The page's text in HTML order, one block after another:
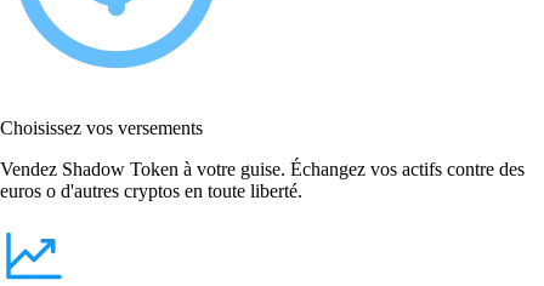
Choisissez vos versements
Vendez Shadow Token à votre guise. Échangez vos actifs contre des
euros o d'autres cryptos en toute liberté.